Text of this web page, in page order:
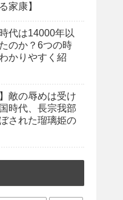
家康】
代は14000年以
のか？6つの時
かりやすく紹
敵の辱めは受け
時代、長宗我部
された瑠璃姫の